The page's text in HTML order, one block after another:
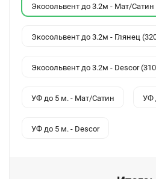
Экосольвент до 3.2м - Мат/Сатин
Экосольвент до 3.2м - Глянец
Экосольвент до 3.2м - Descor
УФ до 5 м. - Мат/Сатин УФ
УФ до 5 м. - Descor